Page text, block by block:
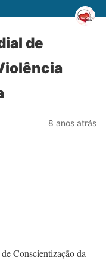
de
8 anos atrás
Conscientização da